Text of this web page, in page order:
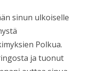
sinun ulkoiselle
Polkua.
ja tuonut